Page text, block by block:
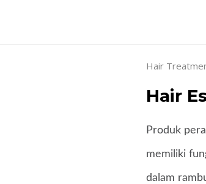
Hair
Hair
Produk
memiliki
dalam